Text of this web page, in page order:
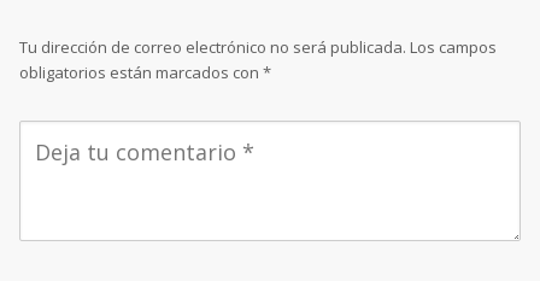
Tu dirección de correo electrónico no será publicada. Los campos
obligatorios están marcados con *